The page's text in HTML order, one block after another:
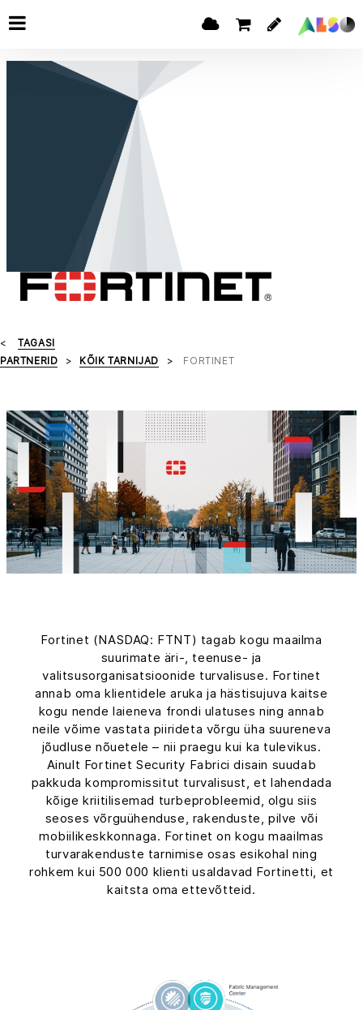
TAGASI
PARTNERID
KÕIK TARNIJAD FORTINET
Fortinet (NASDAQ: FTNT) tagab kogu maailma
suurimate äri-, teenuse- ja
valitsusorganisatsioonide turvalisuse. Fortinet
annab oma klientidele aruka ja hästisujuva kaitse
kogu nende laieneva frondi ulatuses ning annab
neile võime vastata piirideta võrgu üha suureneva
jõudluse nõuetele – nii praegu kui ka tulevikus.
Ainult Fortinet Security Fabrici disain suudab
pakkuda kompromissitut turvalisust, et lahendada
kõige kriitilisemad turbeprobleemid, olgu siis
seoses võrguühenduse, rakenduste, pilve või
mobiilikeskkonnaga. Fortinet on kogu maailmas
turvarakenduste tarnimise osas esikohal ning
rohkem kui 500 000 klienti usaldavad Fortinetti, et
kaitsta oma ettevõtteid.